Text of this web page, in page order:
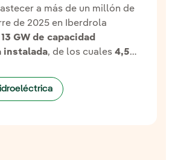
a más de un millón de
de 2025 en Iberdrola
13 GW de capacidad
instalada, de los cuales4,5